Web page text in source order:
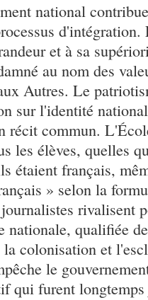
national
d'intégration.
et à sa
au nom des
Autres. Le
sur l'identité
récit commun.
les élèves, quelles
étaient français,
» selon la
rivalisent
nationale, qualifiée
colonisation et
le
qui furent